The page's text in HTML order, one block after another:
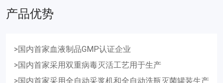
产品优势
>国内首家血液制品GMP认证企业
>国内首家采用双重病毒灭活工艺用于生产
>国内首家采用全自动采浆机和全自动洗瓶灭菌罐装生产